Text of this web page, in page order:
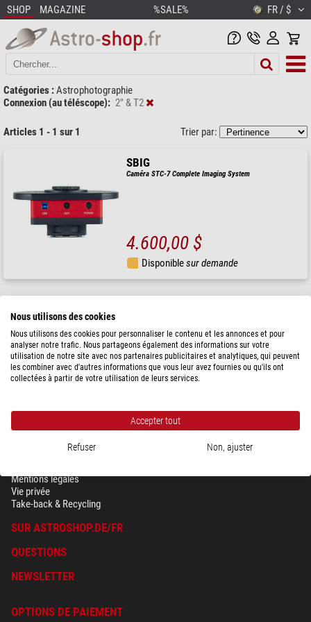
SHOP MAGAZINE %SALE% FR / $
Catégories :Astrophotographie
Connexion (au téléscope): 2" & T2
Articles 1 - 1 sur 1 Trier par:
SBIG
Caméra STC-7 Complete Imaging System
4.600,00 $
Disponiblesur demande
SÉCURITÉ & VIE PRIVÉE
Mentions légales
Vie privée
Take-back & Recycling
SUR ASTROSHOP.DE/FR
QUESTIONS
NEWSLETTER
OPTIONS DE PAIEMENT
Nous utilisons des cookies
Nous utilisons des cookies pour personnaliser le contenu et les annonces et pour
analyser notre trafic. Nous partageons également des informations sur votre
utilisation de notre site avec nos partenaires publicitaires et analytiques, qui peuvent
les combiner avec d'autres informations que vous leur avez fournies ou qu'ils ont
collectées à partir de votre utilisation de leurs services.
Accepter tout
Refuser Non, ajuster